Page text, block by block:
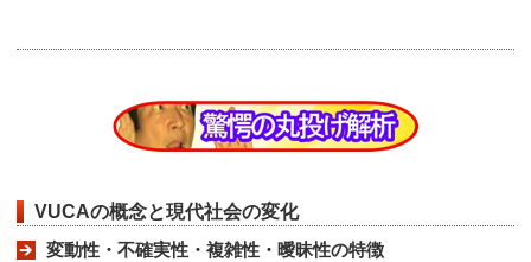
VUCAの概念と現代社会の変化
変動性・不確実性・複雑性・曖昧性の特徴